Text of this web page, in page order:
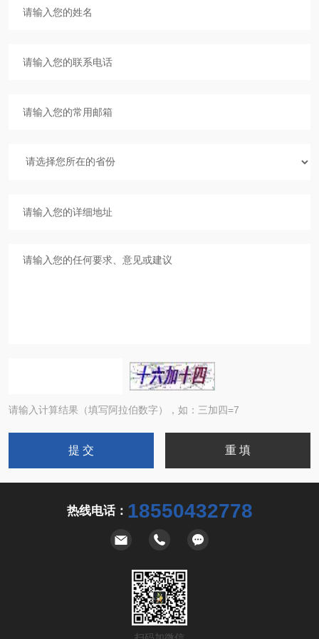
请输入计算结果（填写阿拉伯数字），如：三加四=7
热线电话： 18550432778